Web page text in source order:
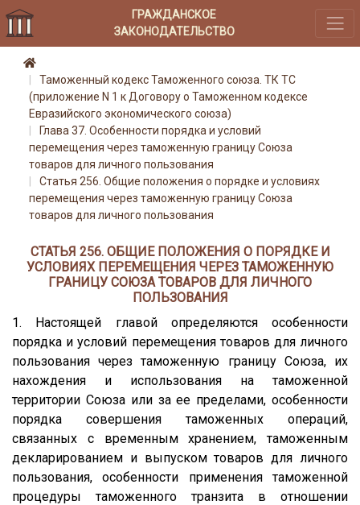
ГРАЖДАНСКОЕ
ЗАКОНОДАТЕЛЬСТВО
Таможенный кодекс Таможенного союза. ТК ТС
(приложение N 1 к Договору о Таможенном кодексе
Евразийского экономического союза)
Глава 37. Особенности порядка и условий
перемещения через таможенную границу Союза
товаров для личного пользования
Статья 256. Общие положения о порядке и условиях
перемещения через таможенную границу Союза
товаров для личного пользования
СТАТЬЯ 256. ОБЩИЕ ПОЛОЖЕНИЯ О ПОРЯДКЕ И
УСЛОВИЯХ ПЕРЕМЕЩЕНИЯ ЧЕРЕЗ ТАМОЖЕННУЮ
ГРАНИЦУ СОЮЗА ТОВАРОВ ДЛЯ ЛИЧНОГО
ПОЛЬЗОВАНИЯ
1. Настоящей главой определяются особенности
порядка и условий перемещения товаров для личного
пользования через таможенную границу Союза, их
нахождения и использования на таможенной
территории Союза или за ее пределами, особенности
порядка совершения таможенных операций,
связанных с временным хранением, таможенным
декларированием и выпуском товаров для личного
пользования, особенности применения таможенной
процедуры таможенного транзита в отношении